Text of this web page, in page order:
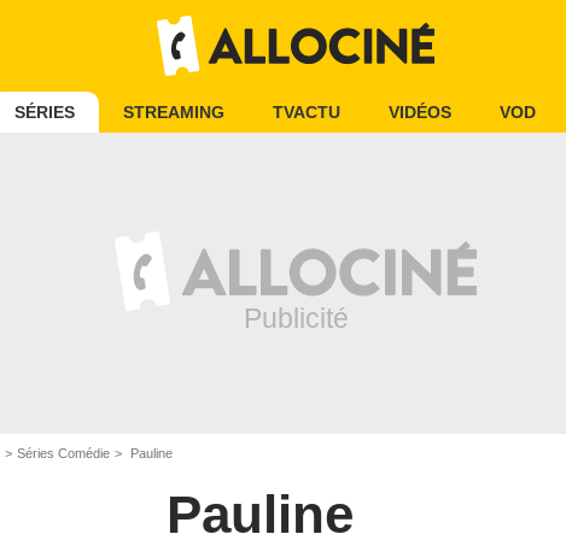
SÉRIES STREAMING TVACTU VIDÉOS VOD
Séries Comédie Pauline
Pauline